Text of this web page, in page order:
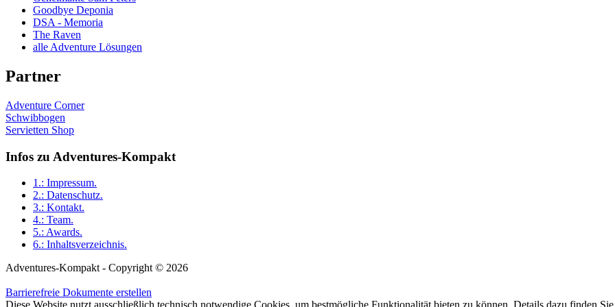
Goodbye Deponia
DSA - Memoria
The Raven
alle Adventure Lösungen
Partner
Adventure Corner
Schwibbogen
Servietten Shop
Infos zu Adventures-Kompakt
1.: Impressum.
2.: Datenschutz.
3.: Kontakt.
4.: Team.
5.: Awards.
6.: Inhaltsverzeichnis.
Adventures-Kompakt - Copyright © 2026
Barrierefreie Dokumente erstellen